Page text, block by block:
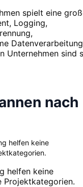
spielt eine
Logging,
Datenverarbeitung
Unternehmen sind
nach
helfen keine
helfen keine
Projektkategorien.